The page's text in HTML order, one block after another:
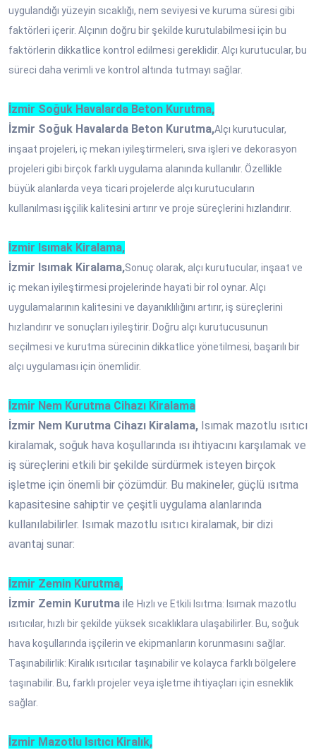
uygulandığı yüzeyin sıcaklığı, nem seviyesi ve kuruma süresi gibi
faktörleri içerir. Alçının doğru bir şekilde kurutulabilmesi için bu
faktörlerin dikkatlice kontrol edilmesi gereklidir. Alçı kurutucular, bu
süreci daha verimli ve kontrol altında tutmayı sağlar.
İzmir Soğuk Havalarda Beton Kurutma,
İzmir Soğuk Havalarda Beton Kurutma,Alçı kurutucular,
inşaat projeleri, iç mekan iyileştirmeleri, sıva işleri ve dekorasyon
projeleri gibi birçok farklı uygulama alanında kullanılır. Özellikle
büyük alanlarda veya ticari projelerde alçı kurutucuların
kullanılması işçilik kalitesini artırır ve proje süreçlerini hızlandırır.
İzmir Isımak Kiralama,
İzmir Isımak Kiralama,Sonuç olarak, alçı kurutucular, inşaat ve
iç mekan iyileştirmesi projelerinde hayati bir rol oynar. Alçı
uygulamalarının kalitesini ve dayanıklılığını artırır, iş süreçlerini
hızlandırır ve sonuçları iyileştirir. Doğru alçı kurutucusunun
seçilmesi ve kurutma sürecinin dikkatlice yönetilmesi, başarılı bir
alçı uygulaması için önemlidir.
İzmir Nem Kurutma Cihazı Kiralama
İzmir Nem Kurutma Cihazı Kiralama, Isımak mazotlu ısıtıcı
kiralamak, soğuk hava koşullarında ısı ihtiyacını karşılamak ve
iş süreçlerini etkili bir şekilde sürdürmek isteyen birçok
işletme için önemli bir çözümdür. Bu makineler, güçlü ısıtma
kapasitesine sahiptir ve çeşitli uygulama alanlarında
kullanılabilirler. Isımak mazotlu ısıtıcı kiralamak, bir dizi
avantaj sunar:
İzmir Zemin Kurutma,
İzmir Zemin Kurutma ile Hızlı ve Etkili Isıtma: Isımak mazotlu
ısıtıcılar, hızlı bir şekilde yüksek sıcaklıklara ulaşabilirler. Bu, soğuk
hava koşullarında işçilerin ve ekipmanların korunmasını sağlar.
Taşınabilirlik: Kiralık ısıtıcılar taşınabilir ve kolayca farklı bölgelere
taşınabilir. Bu, farklı projeler veya işletme ihtiyaçları için esneklik
sağlar.
İzmir Mazotlu Isıtıcı Kiralık,